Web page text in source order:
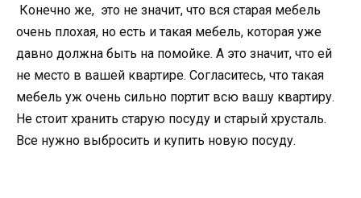
Конечно же, это не значит, что вся старая мебель
очень плохая, но есть и такая мебель, которая уже
давно должна быть на помойке. А это значит, что ей
не место в вашей квартире. Согласитесь, что такая
мебель уж очень сильно портит всю вашу квартиру.
Не стоит хранить старую посуду и старый хрусталь.
Все нужно выбросить и купить новую посуду.